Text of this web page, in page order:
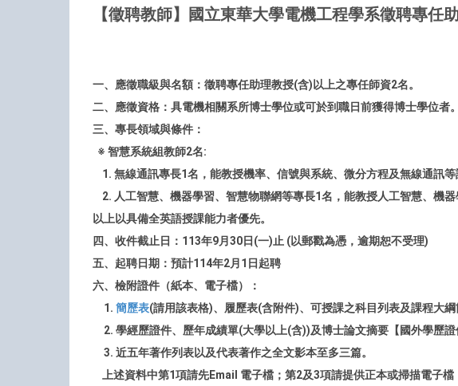
【徵聘教師】國立東華大學電機工程學系徵聘專任
一、應徵職級與名額：徵聘專任助理教授(含)以上之專任師資2名。
二、應徵資格：具電機相關系所博士學位或可於到職日前獲得博士學位者。
三、專長領域與條件：
※ 智慧系統組教師2名:
1. 無線通訊專長1名，能教授機率、信號與系統、微分方程及無線通訊等
2. 人工智慧、機器學習、智慧物聯網等專長1名，能教授人工智慧、機
以上以具備全英語授課能力者優先。
四、收件截止日：113年9月30日(一)止 (以郵戳為憑，逾期恕不受理)
五、起聘日期：預計114年2月1日起聘
六、檢附證件（紙本、電子檔）：
1. 簡歷表(請用該表格)、履歷表(含附件)、可授課之科目列表及課程大
2. 學經歷證件、歷年成績單(大學以上(含))及博士論文摘要【國外學歷
3. 近五年著作列表以及代表著作之全文影本至多三篇。
上述資料中第1項請先Email 電子檔；第2及3項請提供正本或掃描電子檔